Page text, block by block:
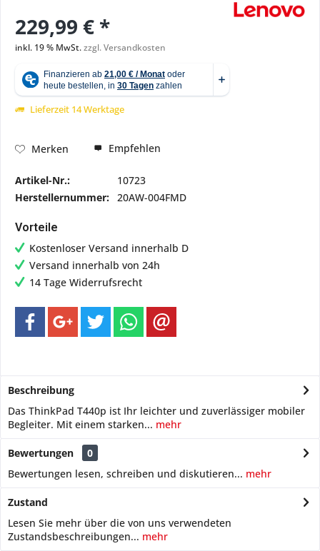
229,99 € *
inkl. 19 % MwSt.zzgl. Versandkosten
Lieferzeit 14 Werktage
Merken Empfehlen
Artikel-Nr.:
10723
Herstellernummer: 20AW-004FMD
Vorteile
Kostenloser Versand innerhalb D
Versand innerhalb von 24h
14 Tage Widerrufsrecht
Beschreibung
Das ThinkPad T440p ist Ihr leichter und zuverlässiger mobiler
Begleiter. Mit einem starken... mehr
Bewertungen
0
Bewertungen lesen, schreiben und diskutieren... mehr
Zustand
Lesen Sie mehr über die von uns verwendeten
Zustandsbeschreibungen... mehr